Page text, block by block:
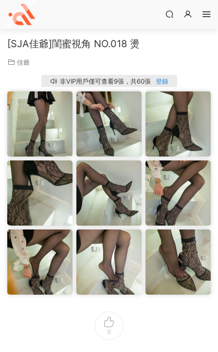
[SJA佳爺]閨蜜視角 NO.018 燙
佳爺
非VIP用戶僅可查看9張，共60張 登錄
0